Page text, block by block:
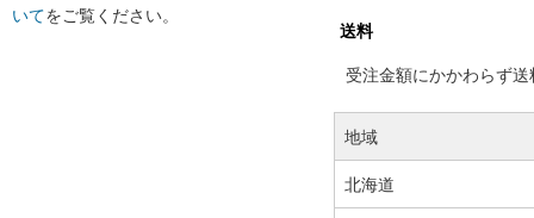
いてをご覧ください。
送料
受注金額にかかわらず
地域
北海道